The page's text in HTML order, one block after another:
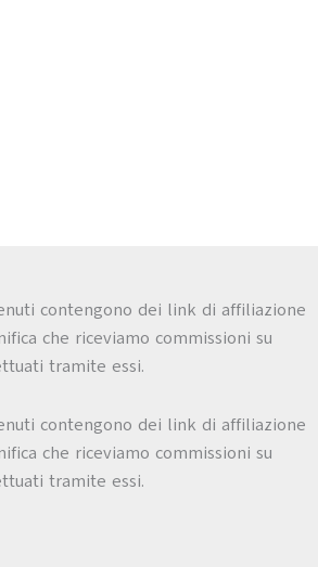
contengono dei link di affiliazione
che riceviamo commissioni su
tramite essi.
contengono dei link di affiliazione
che riceviamo commissioni su
tramite essi.